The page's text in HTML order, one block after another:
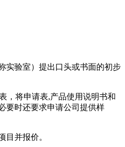
实验室）提出口头或书面的初步
，将申请表,产品使用说明书和
要时还要求申请公司提供样
目并报价。